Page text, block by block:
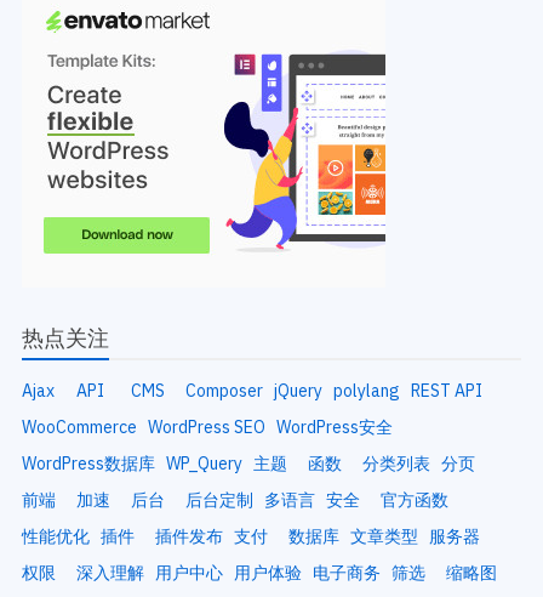
热点关注
Ajax API CMS Composer jQuery polylang REST API
WooCommerce WordPress SEO WordPress安全
WordPress数据库 WP_Query 主题 函数 分类列表 分页
前端
加速 后台 后台定制 多语言 安全
官方函数
性能优化 插件 插件发布 支付 数据库 文章类型
服务器
权限
深入理解 用户中心 用户体验 电子商务 筛选
缩略图